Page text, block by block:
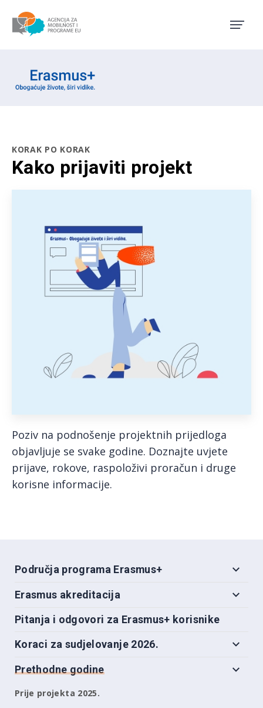
KORAK PO KORAK
Kako prijaviti projekt
Poziv na podnošenje projektnih prijedloga
objavljuje se svake godine. Doznajte uvjete
prijave, rokove, raspoloživi proračun i druge
korisne informacije.
Područja programa Erasmus+
Erasmus akreditacija
Pitanja i odgovori za Erasmus+ korisnike
Koraci za sudjelovanje 2026.
Prethodne godine
Prije projekta 2025.